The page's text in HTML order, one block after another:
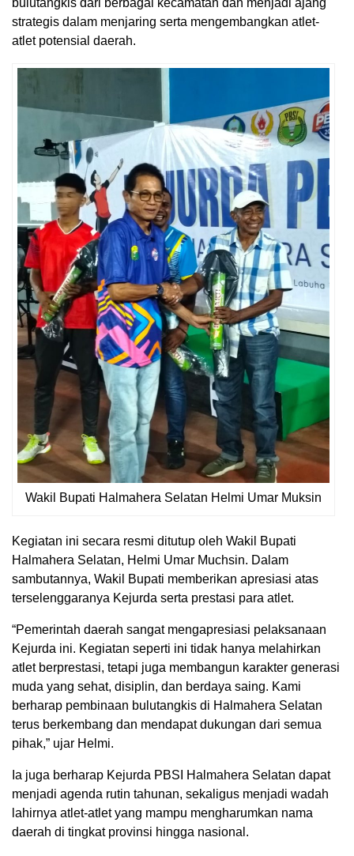
bulutangkis dari berbagai kecamatan dan menjadi ajang
strategis dalam menjaring serta mengembangkan atlet-
atlet potensial daerah.
Wakil Bupati Halmahera Selatan Helmi Umar Muksin
Kegiatan ini secara resmi ditutup oleh Wakil Bupati
Halmahera Selatan, Helmi Umar Muchsin. Dalam
sambutannya, Wakil Bupati memberikan apresiasi atas
terselenggaranya Kejurda serta prestasi para atlet.
“Pemerintah daerah sangat mengapresiasi pelaksanaan
Kejurda ini. Kegiatan seperti ini tidak hanya melahirkan
atlet berprestasi, tetapi juga membangun karakter generasi
muda yang sehat, disiplin, dan berdaya saing. Kami
berharap pembinaan bulutangkis di Halmahera Selatan
terus berkembang dan mendapat dukungan dari semua
pihak,” ujar Helmi.
Ia juga berharap Kejurda PBSI Halmahera Selatan dapat
menjadi agenda rutin tahunan, sekaligus menjadi wadah
lahirnya atlet-atlet yang mampu mengharumkan nama
daerah di tingkat provinsi hingga nasional.